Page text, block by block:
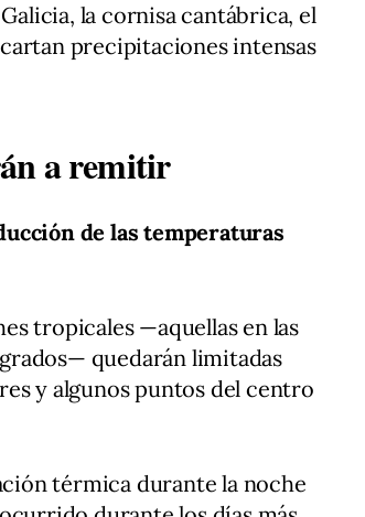
la cornisa cantábrica, el
precipitaciones intensas
a remitir
de las temperaturas
tropicales —aquellas en las
quedarán limitadas
y algunos puntos del centro
térmica durante la noche